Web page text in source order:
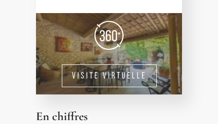
VISITE VIRTUELLE
En chiffres